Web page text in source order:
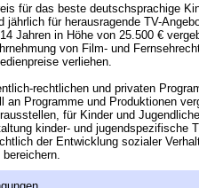
für das beste deutschsprachige
jährlich für herausragende TV-
Jahren in Höhe von 25.500 €
von Film- und
verliehen.
rechtlichen und privaten
an Programme und Produktionen
für Kinder und
kinder- und jugendspezifische
der Entwicklung sozialer